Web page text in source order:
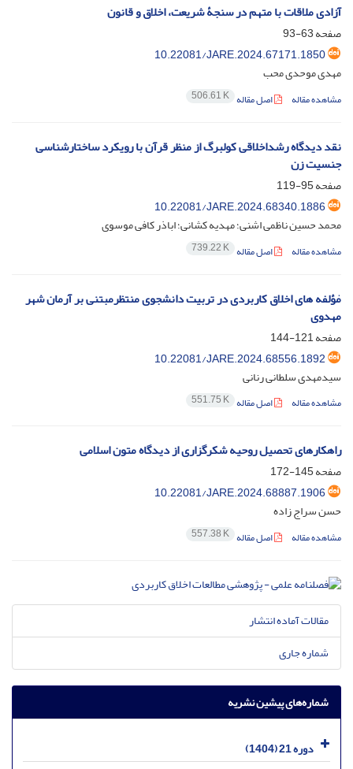
آزادی ملاقات با متهم در سنجۀ شریعت، اخلاق و قانون
صفحه63-93
10.22081/JARE.2024.67171.1850
مهدی موحدی محب
مشاهده مقاله اصل مقاله 506.61 K
نقد دیدگاه رشداخلاقی کولبرگ از منظر قرآن با رویکرد ساختارشناسی
جنسیت زن
صفحه95-119
10.22081/JARE.2024.68340.1886
محمد حسین ناظمی اشنی؛ مهدیه کشانی؛ اباذر کافی موسوی
مشاهده مقاله اصل مقاله 739.22 K
مٰؤلفه های اخلاق کاربردی در تربیت دانشجوی منتظرمبتنی بر آرمان شهر
مهدوی
صفحه121-144
10.22081/JARE.2024.68556.1892
سیدمهدی سلطانی رنانی
مشاهده مقاله اصل مقاله 551.75 K
راهکارهای تحصیل روحیه شکرگزاری از دیدگاه متون اسلامی
صفحه145-172
10.22081/JARE.2024.68887.1906
حسن سراج زاده
مشاهده مقاله اصل مقاله 557.38 K
مقالات آماده انتشار
شماره جاری
شماره‌های پیشین نشریه
دوره 21 (1404)